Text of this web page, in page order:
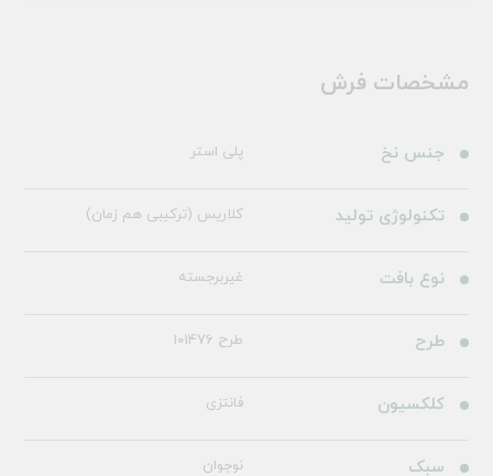
مشخصات فرش
جنس نخ پلی استر
تکنولوژی تولید کلاریس (ترکیبی هم زمان)
نوع بافت غیربرجسته
طرح طرح 101476
کلکسیون فانتزی
سبک نوجوان